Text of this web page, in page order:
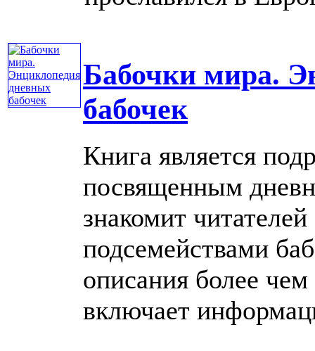
Бабочки мира.
бабочек
Книга является
посвященным
знакомит
подсемействами
описания более
включает